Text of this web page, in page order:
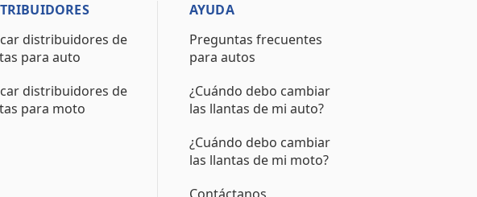
distribuidores de
para auto
distribuidores de
para moto
AYUDA
Preguntas frecuentes
para autos
¿Cuándo debo cambiar
las llantas de mi auto?
¿Cuándo debo cambiar
las llantas de mi moto?